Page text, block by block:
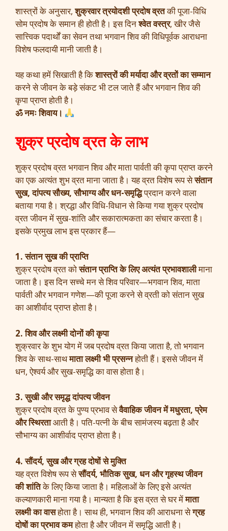
शास्त्रों के अनुसार,शुक्रवार त्रयोदशी प्रदोष व्रतकी पूजा-विधि
सोम प्रदोष के समान ही होती है। इस दिनश्वेत वस्त्र, खीर जैसे
सात्त्विक पदार्थों का सेवन तथा भगवान शिव की विधिपूर्वक आराधना
विशेष फलदायी मानी जाती है।
यह कथा हमें सिखाती है किशास्त्रों की मर्यादा और व्रतों का सम्मान
करने से जीवन के बड़े संकट भी टल जाते हैं और भगवान शिव की
कृपा प्राप्त होती है।
ॐ नमः शिवाय।
शुक्र प्रदोष व्रत के लाभ
शुक्र प्रदोष व्रत भगवान शिव और माता पार्वती की कृपा प्राप्त करने
का एक अत्यंत शुभ व्रत माना जाता है। यह व्रत विशेष रूप सेसंतान
सुख, दांपत्य सौख्य, सौभाग्य और धन-समृद्धिप्रदान करने वाला
बताया गया है। श्रद्धा और विधि-विधान से किया गया शुक्र प्रदोष
व्रत जीवन में सुख-शांति और सकारात्मकता का संचार करता है।
इसके प्रमुख लाभ इस प्रकार हैं—
1. संतान सुख की प्राप्ति
शुक्र प्रदोष व्रत कोसंतान प्राप्ति के लिए अत्यंत प्रभावशालीमाना
जाता है। इस दिन सच्चे मन से शिव परिवार—भगवान शिव, माता
पार्वती और भगवान गणेश—की पूजा करने से व्रती को संतान सुख
का आशीर्वाद प्राप्त होता है।
2. शिव और लक्ष्मी दोनों की कृपा
शुक्रवार के शुभ योग में जब प्रदोष व्रत किया जाता है, तो भगवान
शिव के साथ-साथमाता लक्ष्मी भी प्रसन्नहोती हैं। इससे जीवन में
धन, ऐश्वर्य और सुख-समृद्धि का वास होता है।
3. सुखी और समृद्ध दांपत्य जीवन
शुक्र प्रदोष व्रत के पुण्य प्रभाव सेवैवाहिक जीवन में मधुरता, प्रेम
और स्थिरताआती है। पति-पत्नी के बीच सामंजस्य बढ़ता है और
सौभाग्य का आशीर्वाद प्राप्त होता है।
4. सौंदर्य, सुख और ग्रह दोषों से मुक्ति
यह व्रत विशेष रूप सेसौंदर्य, भौतिक सुख, धन और गृहस्थ जीवन
की शांतिके लिए किया जाता है। महिलाओं के लिए इसे अत्यंत
कल्याणकारी माना गया है। मान्यता है कि इस व्रत से घर मेंमाता
लक्ष्मी का वासहोता है। साथ ही, भगवान शिव की आराधना सेग्रह
दोषों का प्रभाव कमहोता है और जीवन में समृद्धि आती है।